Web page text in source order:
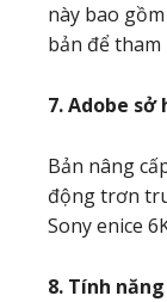
này bao
bản để tham
7. Adobe sở
Bản nâng
động trơn
Sony enice
8. Tính